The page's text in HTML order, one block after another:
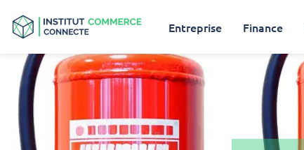
Entreprise Finance